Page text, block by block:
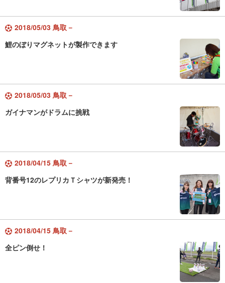
2018/05/03 鳥取－
鯉のぼりマグネットが製作できます
2018/05/03 鳥取－
ガイナマンがドラムに挑戦
2018/04/15 鳥取－
背番号12のレプリカＴシャツが新発売！
2018/04/15 鳥取－
全ピン倒せ！